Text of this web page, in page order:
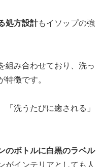
処方設計もイソップの強
組み合わせており、洗っ
特徴です。
「洗うたびに癒される」
のボトルに白黒のラベル
がインテリアとしても人